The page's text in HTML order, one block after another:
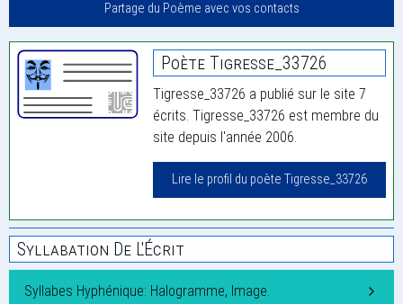
Partage du Poème avec vos contacts
Poète Tigresse_33726
Tigresse_33726 a publié sur le site 7
écrits. Tigresse_33726 est membre du
site depuis l'année 2006.
Lire le profil du poète Tigresse_33726
Syllabation De L'Écrit
Syllabes Hyphénique: Halogramme, Image.